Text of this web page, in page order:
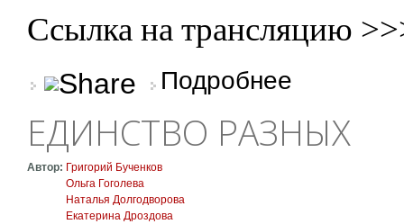
Ссылка на трансляцию
Подробнее
ЕДИНСТВО РАЗНЫХ
Автор: Григорий Бученков
Ольга Гоголева
Наталья Долгодворова
Екатерина Дроздова